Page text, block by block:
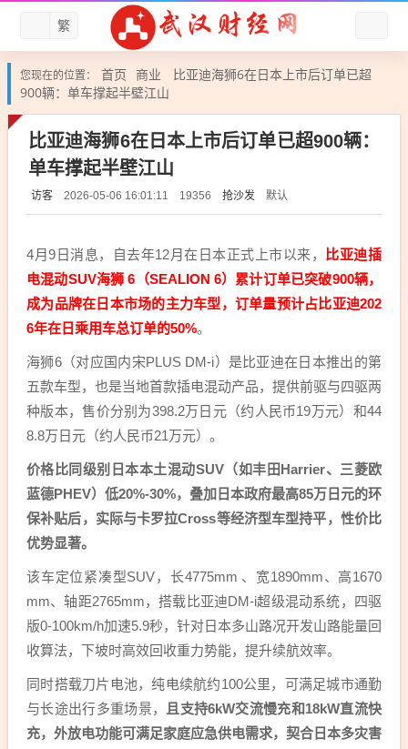
繁
您现在的位置： 首页 商业
比亚迪海狮6在日本上市后订单已超
900辆：单车撑起半壁江山
比亚迪海狮6在日本上市后订单已超900辆：
单车撑起半壁江山
访客 2026-05-06 16:01:11 19356 抢沙发 默认
4月9日消息，自去年12月在日本正式上市以来，
比亚迪插
电混动SUV海狮 6（SEALION 6）累计订单已突破900辆，
成为品牌在日本市场的主力车型，订单量预计占比亚迪202
6年在日乘用车总订单的50%。
海狮6（对应国内宋PLUS DM-i）是比亚迪在日本推出的第
五款车型，也是当地首款插电混动产品，提供前驱与四驱两
种版本，售价分别为398.2万日元（约人民币19万元）和44
8.8万日元（约人民币21万元）。
价格比同级别日本本土混动SUV（如丰田Harrier、三菱欧
蓝德PHEV）低20%-30%，叠加日本政府最高85万日元的环
保补贴后，实际与卡罗拉Cross等经济型车型持平，性价比
优势显著。
该车定位紧凑型SUV，长4775mm 、宽1890mm、高1670
mm、轴距2765mm，搭载比亚迪DM-i超级混动系统，四驱
版0-100km/h加速5.9秒，针对日本多山路况开发山路能量回
收算法，下坡时高效回收重力势能，提升续航效率。
同时搭载刀片电池，纯电续航约100公里，可满足城市通勤
与长途出行多重场景，
且支持6kW交流慢充和18kW直流快
充，外放电功能可满足家庭应急供电需求，契合日本多灾害